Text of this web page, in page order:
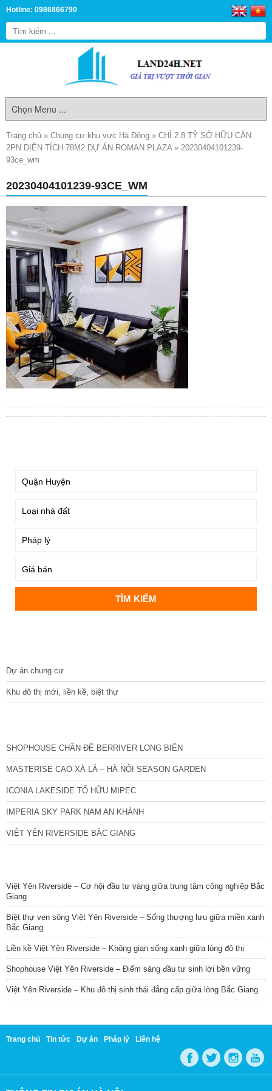
Hotline: 0986866790
Trang chủ » Chung cư khu vực Hà Đông » CHỈ 2.8 TỶ SỞ HỮU CĂN
2PN DIÊN TÍCH 78M2 DỰ ÁN ROMAN PLAZA» 20230404101239-
93ce_wm
20230404101239-93CE_WM
Dự án chung cư
Khu đô thị mới, liền kề, biệt thự
SHOPHOUSE CHÂN ĐẾ BERRIVER LONG BIÊN
MASTERISE CAO XÀ LÁ – HÀ NỘI SEASON GARDEN
ICONIA LAKESIDE TỐ HỮU MIPEC
IMPERIA SKY PARK NAM AN KHÁNH
VIỆT YÊN RIVERSIDE BẮC GIANG
Việt Yên Riverside – Cơ hội đầu tư vàng giữa trung tâm công nghiệp Bắc
Giang
Biệt thự ven sông Việt Yên Riverside – Sống thượng lưu giữa miền xanh
Bắc Giang
Liền kề Việt Yên Riverside – Không gian sống xanh giữa lòng đô thị
Shophouse Việt Yên Riverside – Điểm sáng đầu tư sinh lời bền vững
Việt Yên Riverside – Khu đô thị sinh thái đẳng cấp giữa lòng Bắc Giang
Trang chủ Tin tức Dự án Pháp lý Liên hệ